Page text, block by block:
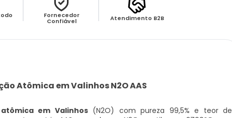
Fornecedor
Confiável Atendimento B2B
Atômica em Valinhos N2O AAS
em Valinhos(N2O) com pureza 99,5% e teor de